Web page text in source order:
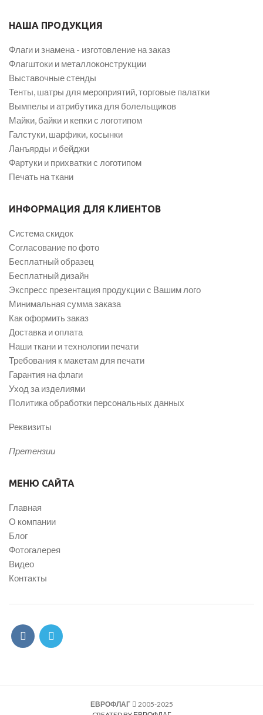
НАША ПРОДУКЦИЯ
Флаги и знамена - изготовление на заказ
Флагштоки и металлоконструкции
Выставочные стенды
Тенты, шатры для мероприятий, торговые палатки
Вымпелы и атрибутика для болельщиков
Майки, байки и кепки с логотипом
Галстуки, шарфики, косынки
Ланъярды и бейджи
Фартуки и прихватки с логотипом
Печать на ткани
ИНФОРМАЦИЯ ДЛЯ КЛИЕНТОВ
Система скидок
Согласование по фото
Бесплатный образец
Бесплатный дизайн
Экспресс презентация продукции с Вашим лого
Минимальная сумма заказа
Как оформить заказ
Доставка и оплата
Наши ткани и технологии печати
Требования к макетам для печати
Гарантия на флаги
Уход за изделиями
Политика обработки персональных данных
Реквизиты
Претензии
МЕНЮ САЙТА
Главная
О компании
Блог
Фотогалерея
Видео
Контакты
ЕВРОФЛАГ
2005-2025